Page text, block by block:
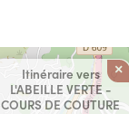
Itinéraire vers
L'ABEILLE VERTE -
COURS DE COUTURE
×